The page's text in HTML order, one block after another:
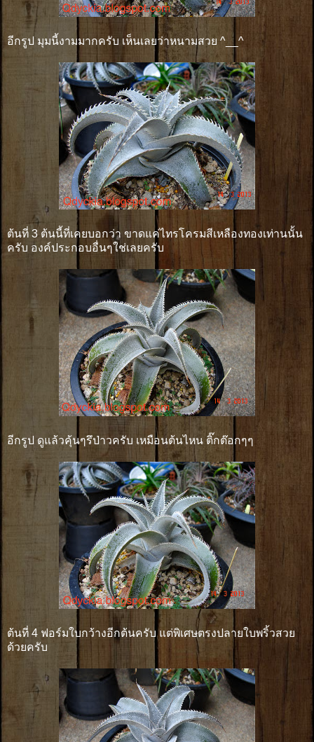
อีกรูป มุมนี้งามมากครับ เห็นเลยว่าหนามสวย ^__^
ต้นที่ 3 ต้นนี้ที่เคยบอกว่า ขาดแค่ไทรโครมสีเหลืองทองเท่านนั้น
ครับ องค์ประกอบอื่นๆใช่เลยครับ
อีกรูป ดูแล้วคุ้นๆรึป่าวครับ เหมือนต้นไหน ติ๊กต๊อกๆๆ
ต้นที่ 4 ฟอร์มใบกว้างอีกต้นครับ แต่พิเศษตรงปลายใบพริ้วสวย
ด้วยครับ